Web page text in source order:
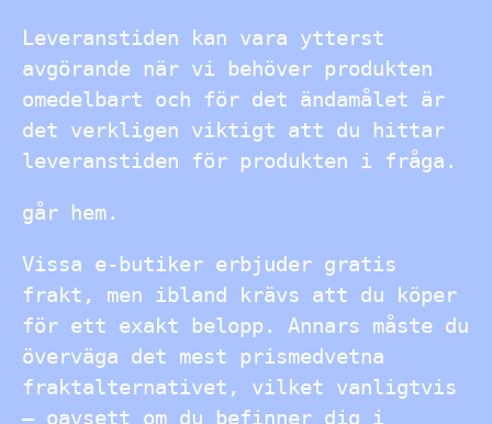
Leveranstiden kan vara ytterst
avgörande när vi behöver produkten
omedelbart och för det ändamålet är
det verkligen viktigt att du hittar
leveranstiden för produkten i fråga.
går hem.
Vissa e-butiker erbjuder gratis
frakt, men ibland krävs att du köper
för ett exakt belopp. Annars måste du
överväga det mest prismedvetna
fraktalternativet, vilket vanligtvis
– oavsett om du befinner dig i